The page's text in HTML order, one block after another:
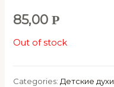
85,00Р
Out of stock
Categories:Детские духи